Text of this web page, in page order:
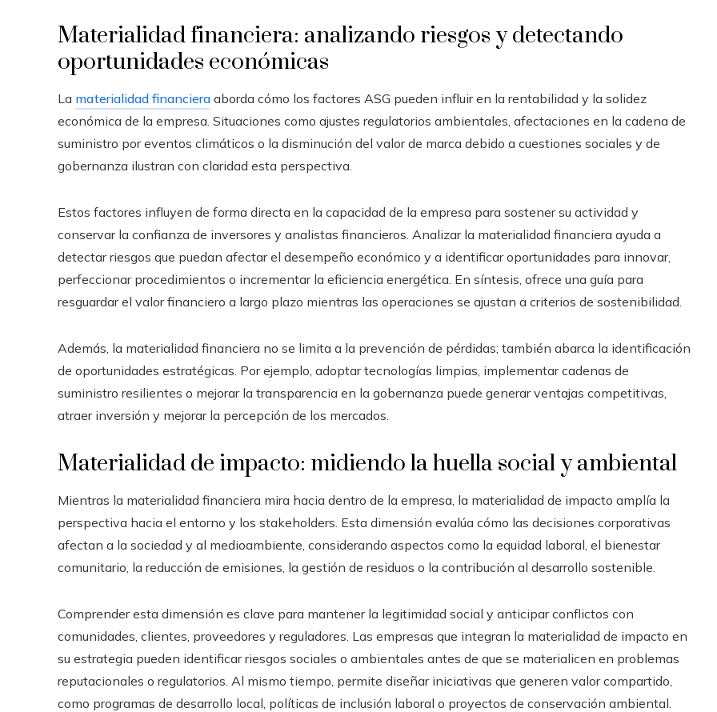
Materialidad financiera: analizando riesgos y detectando
oportunidades económicas
La materialidad financiera aborda cómo los factores ASG pueden influir en la rentabilidad y la solidez
económica de la empresa. Situaciones como ajustes regulatorios ambientales, afectaciones en la cadena de
suministro por eventos climáticos o la disminución del valor de marca debido a cuestiones sociales y de
gobernanza ilustran con claridad esta perspectiva.
Estos factores influyen de forma directa en la capacidad de la empresa para sostener su actividad y
conservar la confianza de inversores y analistas financieros. Analizar la materialidad financiera ayuda a
detectar riesgos que puedan afectar el desempeño económico y a identificar oportunidades para innovar,
perfeccionar procedimientos o incrementar la eficiencia energética. En síntesis, ofrece una guía para
resguardar el valor financiero a largo plazo mientras las operaciones se ajustan a criterios de sostenibilidad.
Además, la materialidad financiera no se limita a la prevención de pérdidas; también abarca la identificación
de oportunidades estratégicas. Por ejemplo, adoptar tecnologías limpias, implementar cadenas de
suministro resilientes o mejorar la transparencia en la gobernanza puede generar ventajas competitivas,
atraer inversión y mejorar la percepción de los mercados.
Materialidad de impacto: midiendo la huella social y ambiental
Mientras la materialidad financiera mira hacia dentro de la empresa, la materialidad de impacto amplía la
perspectiva hacia el entorno y los stakeholders. Esta dimensión evalúa cómo las decisiones corporativas
afectan a la sociedad y al medioambiente, considerando aspectos como la equidad laboral, el bienestar
comunitario, la reducción de emisiones, la gestión de residuos o la contribución al desarrollo sostenible.
Comprender esta dimensión es clave para mantener la legitimidad social y anticipar conflictos con
comunidades, clientes, proveedores y reguladores. Las empresas que integran la materialidad de impacto en
su estrategia pueden identificar riesgos sociales o ambientales antes de que se materialicen en problemas
reputacionales o regulatorios. Al mismo tiempo, permite diseñar iniciativas que generen valor compartido,
como programas de desarrollo local, políticas de inclusión laboral o proyectos de conservación ambiental.